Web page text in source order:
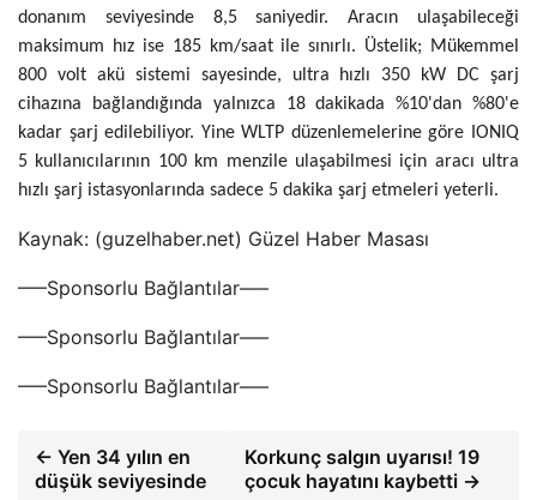
donanım seviyesinde 8,5 saniyedir. Aracın ulaşabileceği
maksimum hız ise 185 km/saat ile sınırlı. Üstelik; Mükemmel
800 volt akü sistemi sayesinde, ultra hızlı 350 kW DC şarj
cihazına bağlandığında yalnızca 18 dakikada %10'dan %80'e
kadar şarj edilebiliyor. Yine WLTP düzenlemelerine göre IONIQ
5 kullanıcılarının 100 km menzile ulaşabilmesi için aracı ultra
hızlı şarj istasyonlarında sadece 5 dakika şarj etmeleri yeterli.
Kaynak: (guzelhaber.net) Güzel Haber Masası
—–Sponsorlu Bağlantılar—–
—–Sponsorlu Bağlantılar—–
—–Sponsorlu Bağlantılar—–
← Yen 34 yılın en
düşük seviyesinde
Korkunç salgın uyarısı! 19
çocuk hayatını kaybetti →